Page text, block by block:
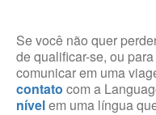
Se você não quer
de qualificar-se, ou
comunicar em uma
contato com a
nívelem uma língua